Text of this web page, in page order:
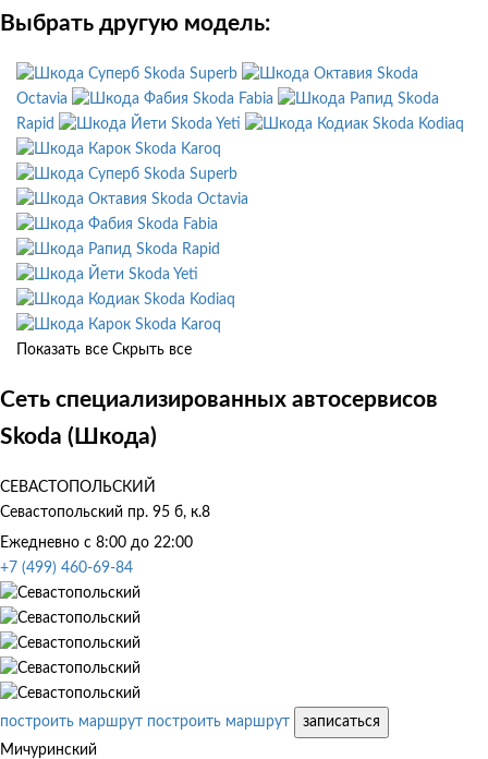
Выбрать другую модель:
Skoda Superb
Skoda
Octavia
Skoda Fabia
Skoda
Rapid
Skoda Yeti
Skoda Kodiaq
Skoda Karoq
Skoda Superb
Skoda Octavia
Skoda Fabia
Skoda Rapid
Skoda Yeti
Skoda Kodiaq
Skoda Karoq
Показать все Скрыть все
Сеть специализированных автосервисов
Skoda (Шкода)
СЕВАСТОПОЛЬСКИЙ
Севастопольский пр. 95 б, к.8
Ежедневно с 8:00 до 22:00
+7 (499) 460-69-84
построить маршрут построить маршрут
записаться
Мичуринский